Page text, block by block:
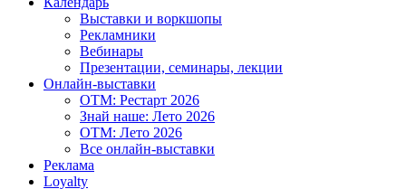
Выставки и воркшопы
Рекламники
Вебинары
Презентации, семинары, лекции
Онлайн-выставки
OTM: Рестарт 2026
Знай наше: Лето 2026
OTM: Лето 2026
Все онлайн-выставки
Реклама
Loyalty